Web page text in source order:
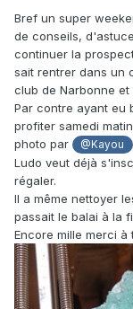
Bref un super
de conseils,
continuer la
sait rentrer dans un
club de Narbonne et
Par contre ayant eu
profiter samedi
photo par
@Kayou
Ludo veut déjà
régaler.
Il a même nettoyer
passait le balai à la
Encore mille merci